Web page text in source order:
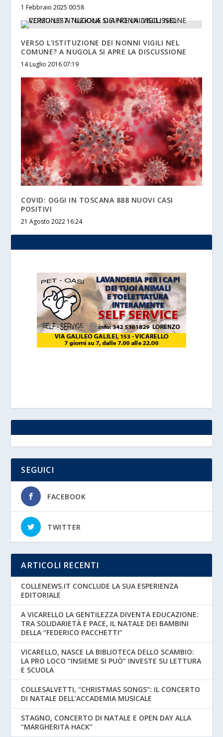
1 Febbraio 2025 00:58
VERSO L’ISTITUZIONE DEI NONNI VIGILI NEL
COMUNE? A NUGOLA SI APRE LA DISCUSSIONE
14 Luglio 2016 07:19
COVID: OGGI IN TOSCANA 888 NUOVI CASI
POSITIVI
21 Agosto 2022 16:24
SEGUICI
FACEBOOK
TWITTER
ARTICOLI RECENTI
COLLENEWS.IT CONCLUDE LA SUA ESPERIENZA
EDITORIALE
A VICARELLO LA GENTILEZZA DIVENTA EDUCAZIONE:
TRA SOLIDARIETÀ E PACE, IL NATALE DEI BAMBINI
DELLA “FEDERICO PACCHETTI”
VICARELLO, NASCE LA BIBLIOTECA DELLO SCAMBIO:
LA PRO LOCO “INSIEME SI PUÒ” INVESTE SU LETTURA
E SCUOLA
COLLESALVETTI, “CHRISTMAS SONGS”: IL CONCERTO
DI NATALE DELL’ACCADEMIA MUSICALE
STAGNO, CONCERTO DI NATALE E OPEN DAY ALLA
“MARGHERITA HACK”